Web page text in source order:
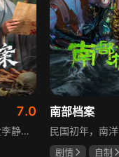
7.0
盛世大唐，太守之女李静澜天赋异禀，擅验尸断案，与神秘“鬼探”决明、武艺高强的捕快苏御安联手追凶，揭开一桩桩离奇悬案：双生姐妹的生死置换、跨越十七年的书生冤案、雅集会上的连环仪式杀人等。在迷雾与鲜血中，李静澜与决明暗生情愫，彼此扶持，坚守心中正道，挣脱宿命桎梏。盛世灯火之下，他们以智慧与勇气涤荡污浊，书写下一段守护正义与清明的传奇。
南部档案
剧情
自制